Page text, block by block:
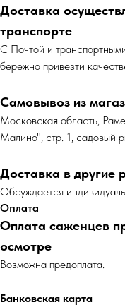
Доставка
транспорте
С Почтой и
бережно привезти
Самовывоз из
Московская область,
Малино", стр. 1, садовый
Доставка в другие
Обсуждается
Оплата
Оплата саженцев
осмотре
Возможна предоплата.
Банковская карта